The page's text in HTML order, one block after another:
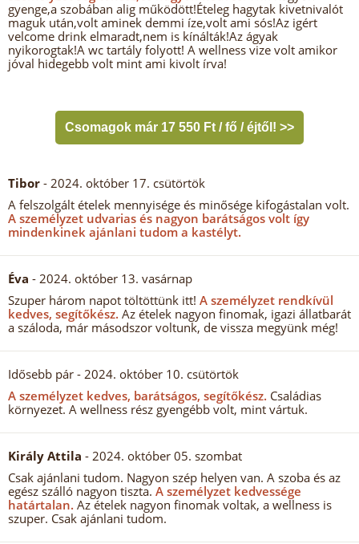
gyenge,a szobában alig működött!Ételeg hagytak kivetnivalót
maguk után,volt aminek demmi íze,volt ami sós!Az igért
velcome drink elmaradt,nem is kínálták!Az ágyak
nyikorogtak!A wc tartály folyott! A wellness vize volt amikor
jóval hidegebb volt mint ami kivolt írva!
Csomagok már 17 550 Ft / fő / éjtől! >>
Tibor - 2024. október 17. csütörtök
A felszolgált ételek mennyisége és minősége kifogástalan volt.
A személyzet udvarias és nagyon barátságos volt így
mindenkinek ajánlani tudom a kastélyt.
Éva - 2024. október 13. vasárnap
Szuper három napot töltöttünk itt! A személyzet rendkívül
kedves, segítőkész. Az ételek nagyon finomak, igazi állatbarát
a száloda, már másodszor voltunk, de vissza megyünk még!
Idősebb pár - 2024. október 10. csütörtök
A személyzet kedves, barátságos, segítőkész. Családias
környezet. A wellness rész gyengébb volt, mint vártuk.
Király Attila - 2024. október 05. szombat
Csak ajánlani tudom. Nagyon szép helyen van. A szoba és az
egész szálló nagyon tiszta. A személyzet kedvessége
határtalan. Az ételek nagyon finomak voltak, a wellness is
szuper. Csak ajánlani tudom.